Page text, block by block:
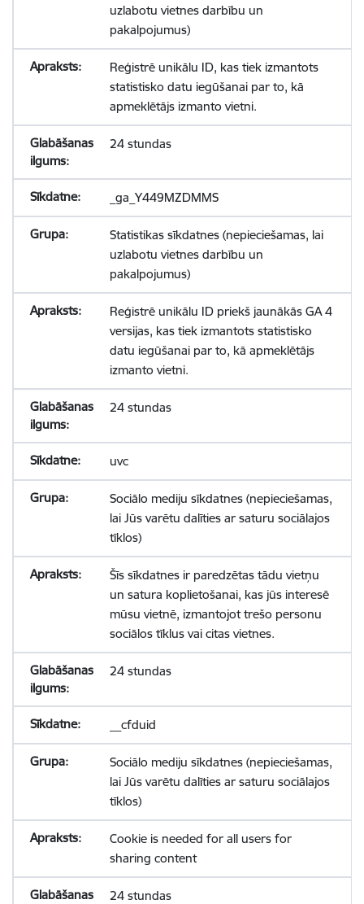
uzlabotu vietnes darbību un
pakalpojumus)
Reģistrē unikālu ID, kas tiek izmantots
statistisko datu iegūšanai par to, kā
apmeklētājs izmanto vietni.
24 stundas
_ga_Y449MZDMMS
Statistikas sīkdatnes (nepieciešamas, lai
uzlabotu vietnes darbību un
pakalpojumus)
Reģistrē unikālu ID priekš jaunākās GA 4
versijas, kas tiek izmantots statistisko
datu iegūšanai par to, kā apmeklētājs
izmanto vietni.
24 stundas
uvc
Sociālo mediju sīkdatnes (nepieciešamas,
lai Jūs varētu dalīties ar saturu sociālajos
tīklos)
Šīs sīkdatnes ir paredzētas tādu vietņu
un satura koplietošanai, kas jūs interesē
mūsu vietnē, izmantojot trešo personu
sociālos tīklus vai citas vietnes.
24 stundas
__cfduid
Sociālo mediju sīkdatnes (nepieciešamas,
lai Jūs varētu dalīties ar saturu sociālajos
tīklos)
Cookie is needed for all users for
sharing content
24 stundas